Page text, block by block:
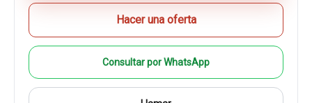
Hacer una oferta
Consultar por WhatsApp